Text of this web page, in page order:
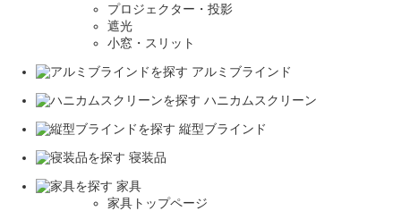
プロジェクター・投影
遮光
小窓・スリット
アルミブラインド
ハニカムスクリーン
縦型ブラインド
寝装品
家具
家具トップページ